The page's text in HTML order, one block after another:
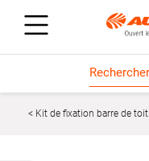
Kit de fixation barre de toit